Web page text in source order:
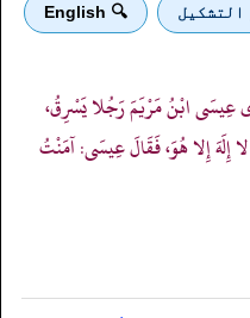
التشكيل 🔍 English
عِيسَى ابْنُ مَرْيَمَ رَجُلا يَسْرِقُ،
إِلَهَ إِلا هُوَ، فَقَالَ عِيسَى: آمَنْتُ